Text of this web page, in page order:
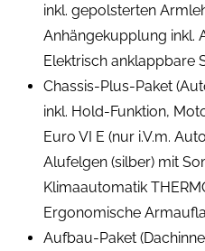
inkl. gepolsterten
Anhängekupplung inkl.
Elektrisch anklappbare
Chassis-Plus-Paket
inkl. Hold-Funktion,
Euro VI E (nur i.V.m.
Alufelgen (silber) mit
Klimaautomatik
Ergonomische
Aufbau-Paket